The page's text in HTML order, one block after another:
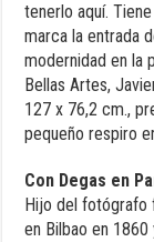
tenerlo aquí.
marca la entrada
modernidad en la
Bellas Artes,
127 x 76,2 cm.,
pequeño respiro
Con Degas en
Hijo del fotógrafo
en Bilbao en